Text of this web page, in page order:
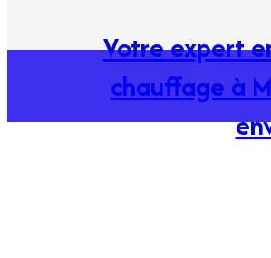
Votre expert
chauffage à